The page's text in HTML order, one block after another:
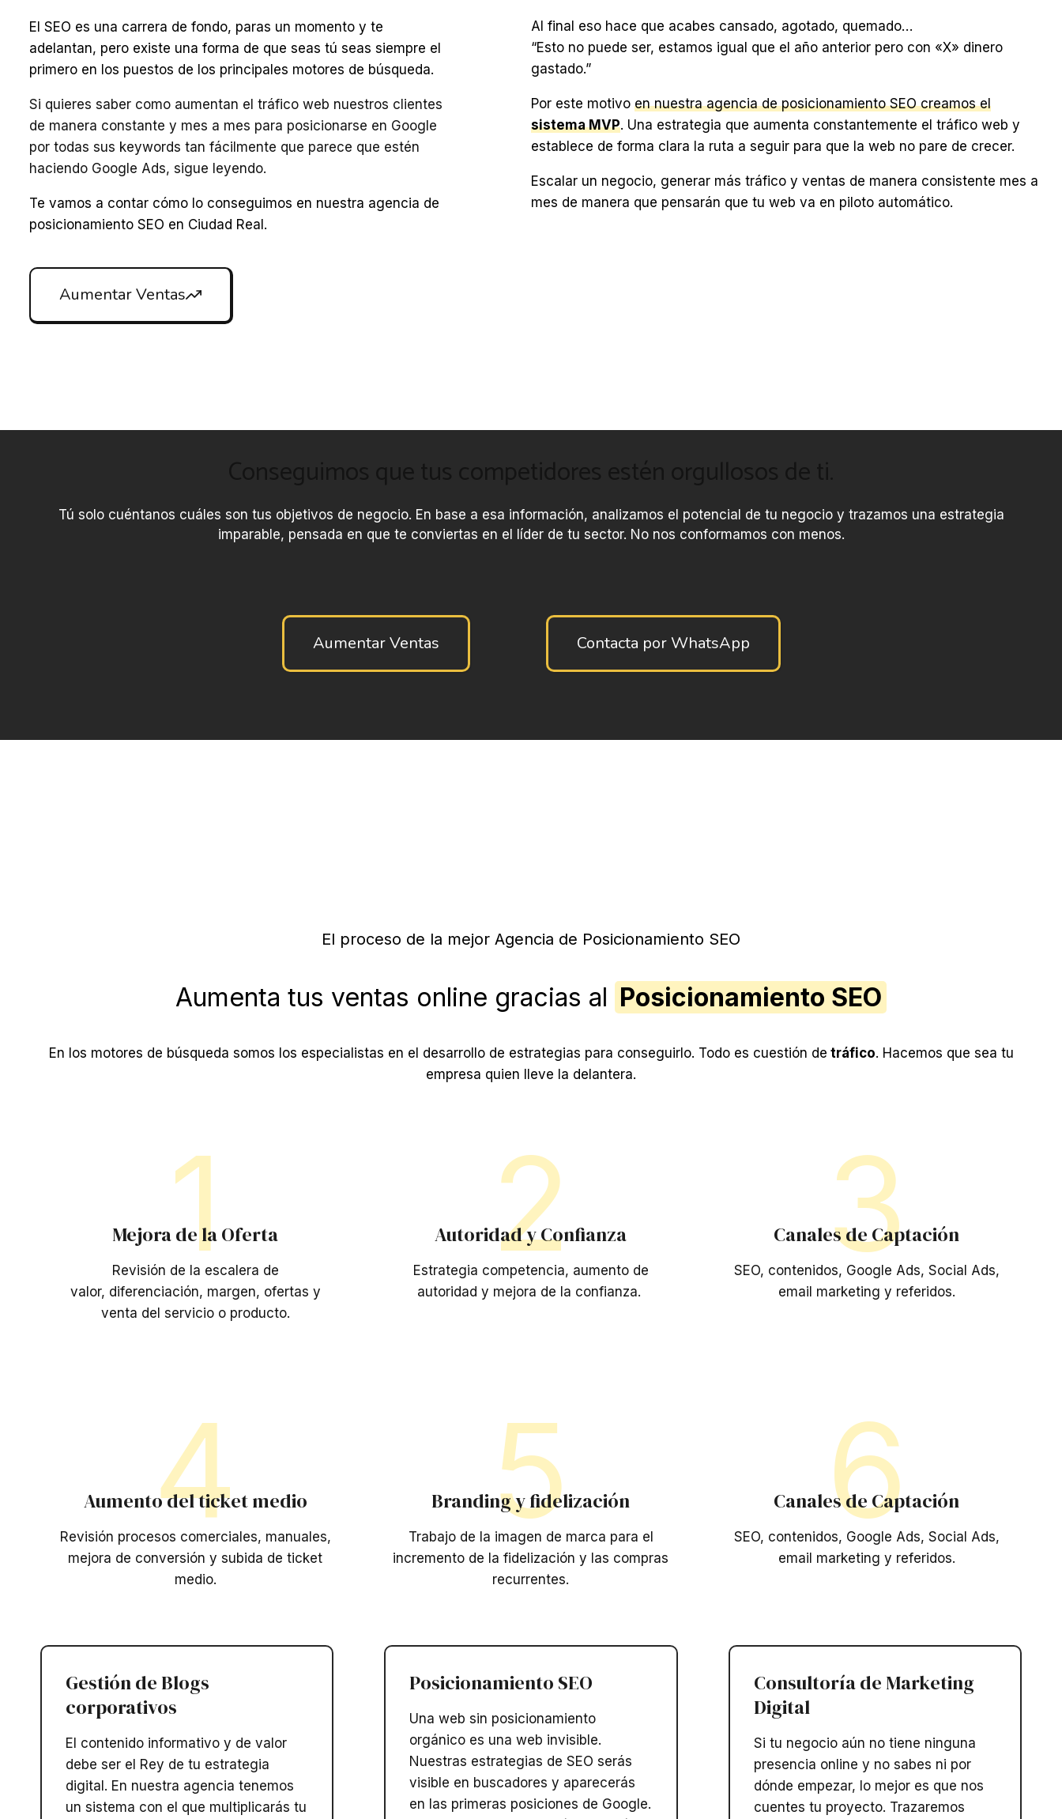
El SEO es una carrera de fondo, paras un momento y te
adelantan, pero existe una forma de que seas tú seas siempre el
primero en los puestos de los principales motores de búsqueda.
Si quieres saber como aumentan el tráfico web nuestros clientes
de manera constante y mes a mes para posicionarse en Google
por todas sus keywords tan fácilmente que parece que estén
haciendo Google Ads, sigue leyendo.
Te vamos a contar cómo lo conseguimos en nuestra agencia de
posicionamiento SEO en Ciudad Real.
Aumentar Ventas
Al final eso hace que acabes cansado, agotado, quemado…
“Esto no puede ser, estamos igual que el año anterior pero con «X» dinero
gastado.”
Por este motivo en nuestra agencia de posicionamiento SEO creamos el
sistema MVP. Una estrategia que aumenta constantemente el tráfico web y
establece de forma clara la ruta a seguir para que la web no pare de crecer.
Escalar un negocio, generar más tráfico y ventas de manera consistente mes a
mes de manera que pensarán que tu web va en piloto automático.
Tú solo cuéntanos cuáles son tus objetivos de negocio. En base a esa información, analizamos el potencial de tu negocio y trazamos una estrategia
imparable, pensada en que te conviertas en el líder de tu sector. No nos conformamos con menos.
Aumentar Ventas Contacta por WhatsApp
El proceso de la mejor Agencia de Posicionamiento SEO
Aumenta tus ventas online gracias al Posicionamiento SEO
En los motores de búsqueda somos los especialistas en el desarrollo de estrategias para conseguirlo. Todo es cuestión de tráfico. Hacemos que sea tu
empresa quien lleve la delantera.
1
Mejora de la Oferta
Revisión de la escalera de
valor, diferenciación, margen, ofertas y
venta del servicio o producto.
2
Autoridad y Confianza
Estrategia competencia, aumento de
autoridad y mejora de la confianza.
3
Canales de Captación
SEO, contenidos, Google Ads, Social Ads,
email marketing y referidos.
4
Aumento del ticket medio
Revisión procesos comerciales, manuales,
mejora de conversión y subida de ticket
medio.
5
Branding y fidelización
Trabajo de la imagen de marca para el
incremento de la fidelización y las compras
recurrentes.
6
Canales de Captación
SEO, contenidos, Google Ads, Social Ads,
email marketing y referidos.
Gestión de Blogs
corporativos​
El contenido informativo y de valor
debe ser el Rey de tu estrategia
digital. En nuestra agencia tenemos
un sistema con el que multiplicarás tu
Posicionamiento SEO​
Una web sin posicionamiento
orgánico es una web invisible.
Nuestras estrategias de SEO serás
visible en buscadores y aparecerás
en las primeras posiciones de Google.
Consultoría de Marketing
Digital
Si tu negocio aún no tiene ninguna
presencia online y no sabes ni por
dónde empezar, lo mejor es que nos
cuentes tu proyecto. Trazaremos